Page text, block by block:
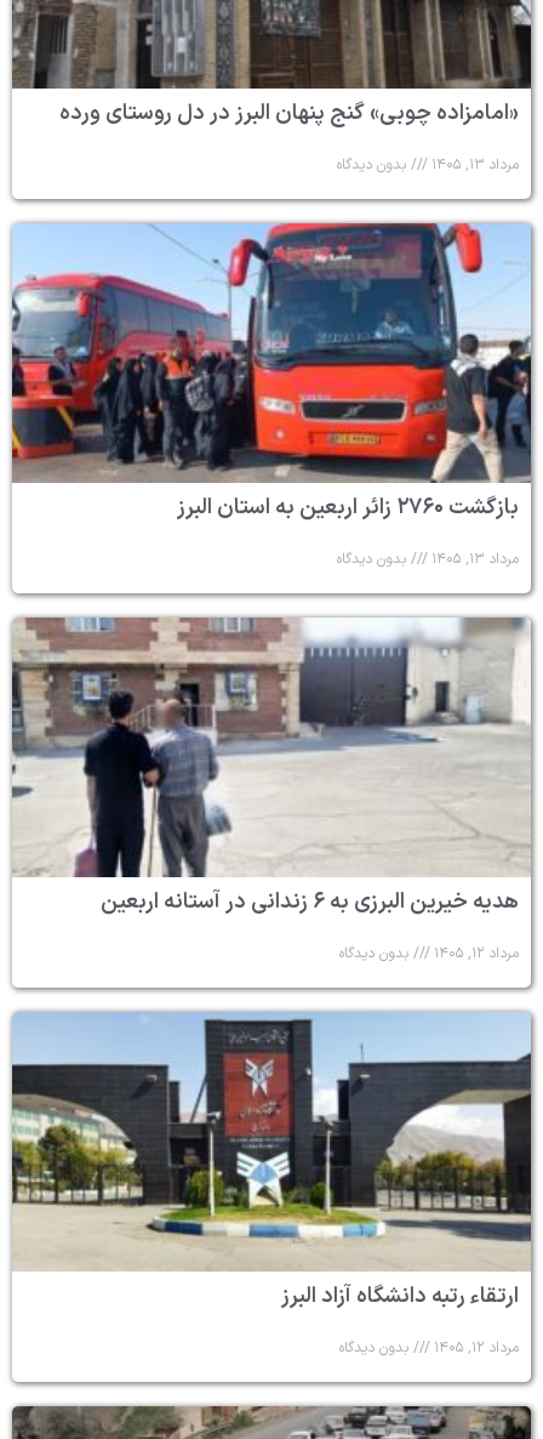
«امامزاده چوبی» گنج پنهان البرز در دل روستای ورده
مرداد ۱۳, ۱۴۰۵ بدون دیدگاه
بازگشت ۲۷۶۰ زائر اربعین به استان البرز
مرداد ۱۳, ۱۴۰۵ بدون دیدگاه
هدیه خیرین البرزی به ۶ زندانی در آستانه اربعین
مرداد ۱۲, ۱۴۰۵ بدون دیدگاه
ارتقاء رتبه دانشگاه آزاد البرز
مرداد ۱۲, ۱۴۰۵ بدون دیدگاه